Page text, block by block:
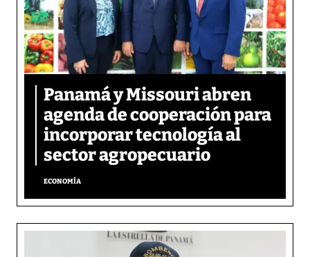
Panamá y Missouri abren
agenda de cooperación para
incorporar tecnología al
sector agropecuario
ECONOMÍA